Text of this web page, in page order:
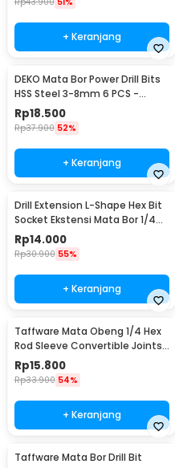
+ Keranjang
DEKO Mata Bor Power Drill Bits
HSS Steel 3-8mm 6 PCS -
DW1369
Rp18.500
Rp37.900 52%
+ Keranjang
Drill Extension L-Shape Hex Bit
Socket Ekstensi Mata Bor 1/4
Inch - 105
Rp14.000
Rp30.900 55%
+ Keranjang
Taffware Mata Obeng 1/4 Hex
Rod Sleeve Convertible Joints
8 PCS
Rp15.800
Rp33.900 54%
+ Keranjang
Taffware Mata Bor Drill Bit